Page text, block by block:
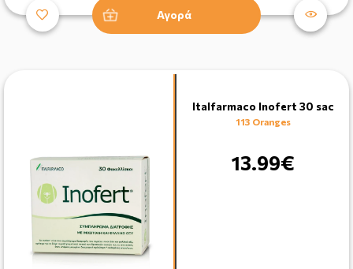
Αγορά
Italfarmaco Inofert 30 sac
113 Oranges
13.99€